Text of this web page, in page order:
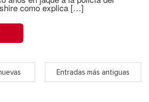
como explica […]
Entradas más antiguas